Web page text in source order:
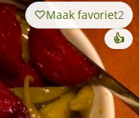
Maak favoriet2
👍